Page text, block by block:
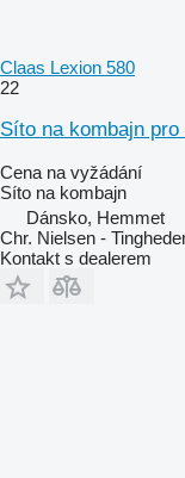
Claas Lexion 580
22
Síto na kombajn
Cena na vyžádání
Síto na kombajn
Dánsko, Hemmet
Chr. Nielsen -
Kontakt s dealerem